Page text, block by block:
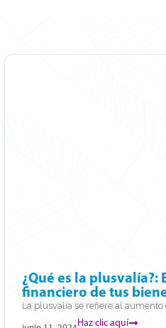
¿Qué es la
financiero de tus
La plusvalía se refiere al
Haz clic aquí